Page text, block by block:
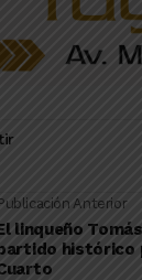
Anterior
linqueño
histórico